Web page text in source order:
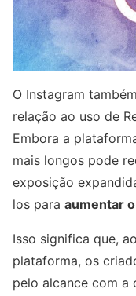
O Instagram
relação ao uso de
Embora a
mais longos pode
exposição
los para aumentar
Isso significa que,
plataforma, os
pelo alcance com a